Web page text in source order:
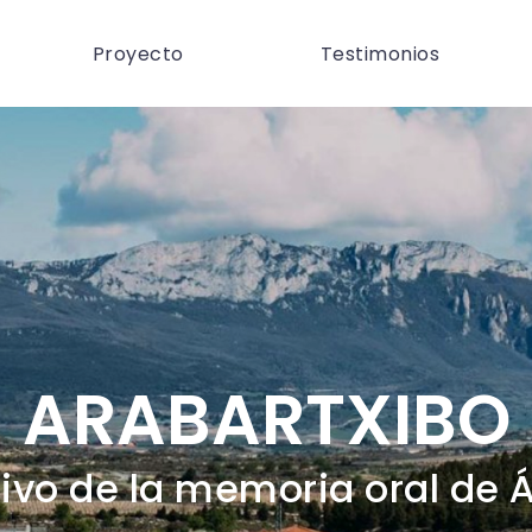
Proyecto Testimonios
ARABARTXIBO
de la memoria oral de